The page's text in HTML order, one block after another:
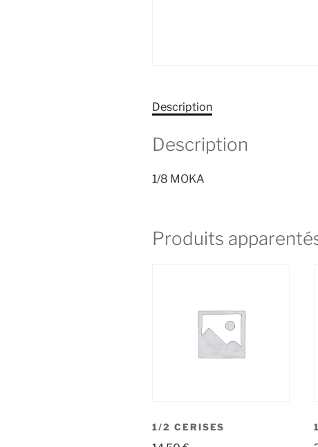
Description
Description
1/8 MOKA
Produits
1/2 CERISES